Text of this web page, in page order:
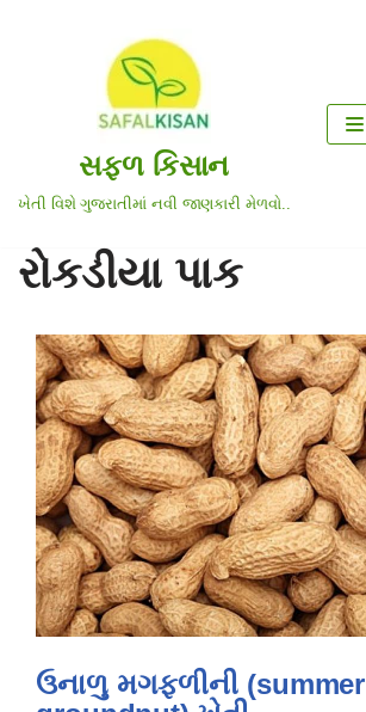
સફળ કિસાન
ખેતી વિશે ગુજરાતીમાં નવી જાણકારી મેળવો..
રોકડીયા પાક
ઉનાળુ મગફળીની (summer